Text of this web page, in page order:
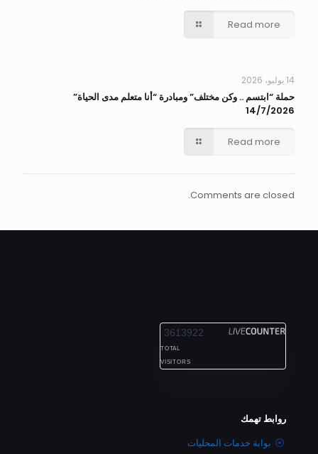
Read more
14 يوليو، 2026
حملة “ابتسم .. وكن مختلف” ومبادرة “أنا متعلم مدى الحياة”
14/7/2026
Read more
Comments are closed.
3613922
TOTAL
VISITORS
روابط تهمك
بوابة خدمات المحليات